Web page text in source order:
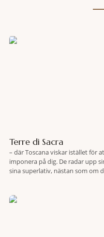
Terre di Sacra
– där Toscana viskar istället för
imponera på dig. De radar upp
sina superlativ, nästan som om